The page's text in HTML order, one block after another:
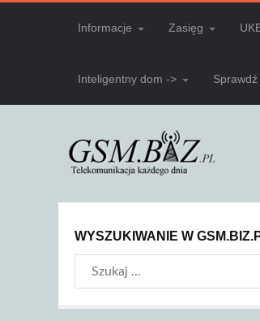
Informacje Zasięg
Inteligentny dom ->
WYSZUKIWANIE W